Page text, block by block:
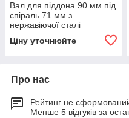
Вал для піддона 90 мм під
спіраль 71 мм з
нержавіючої сталі
Ціну уточнюйте
Про нас
Рейтинг не
Менше 5 відгуків за